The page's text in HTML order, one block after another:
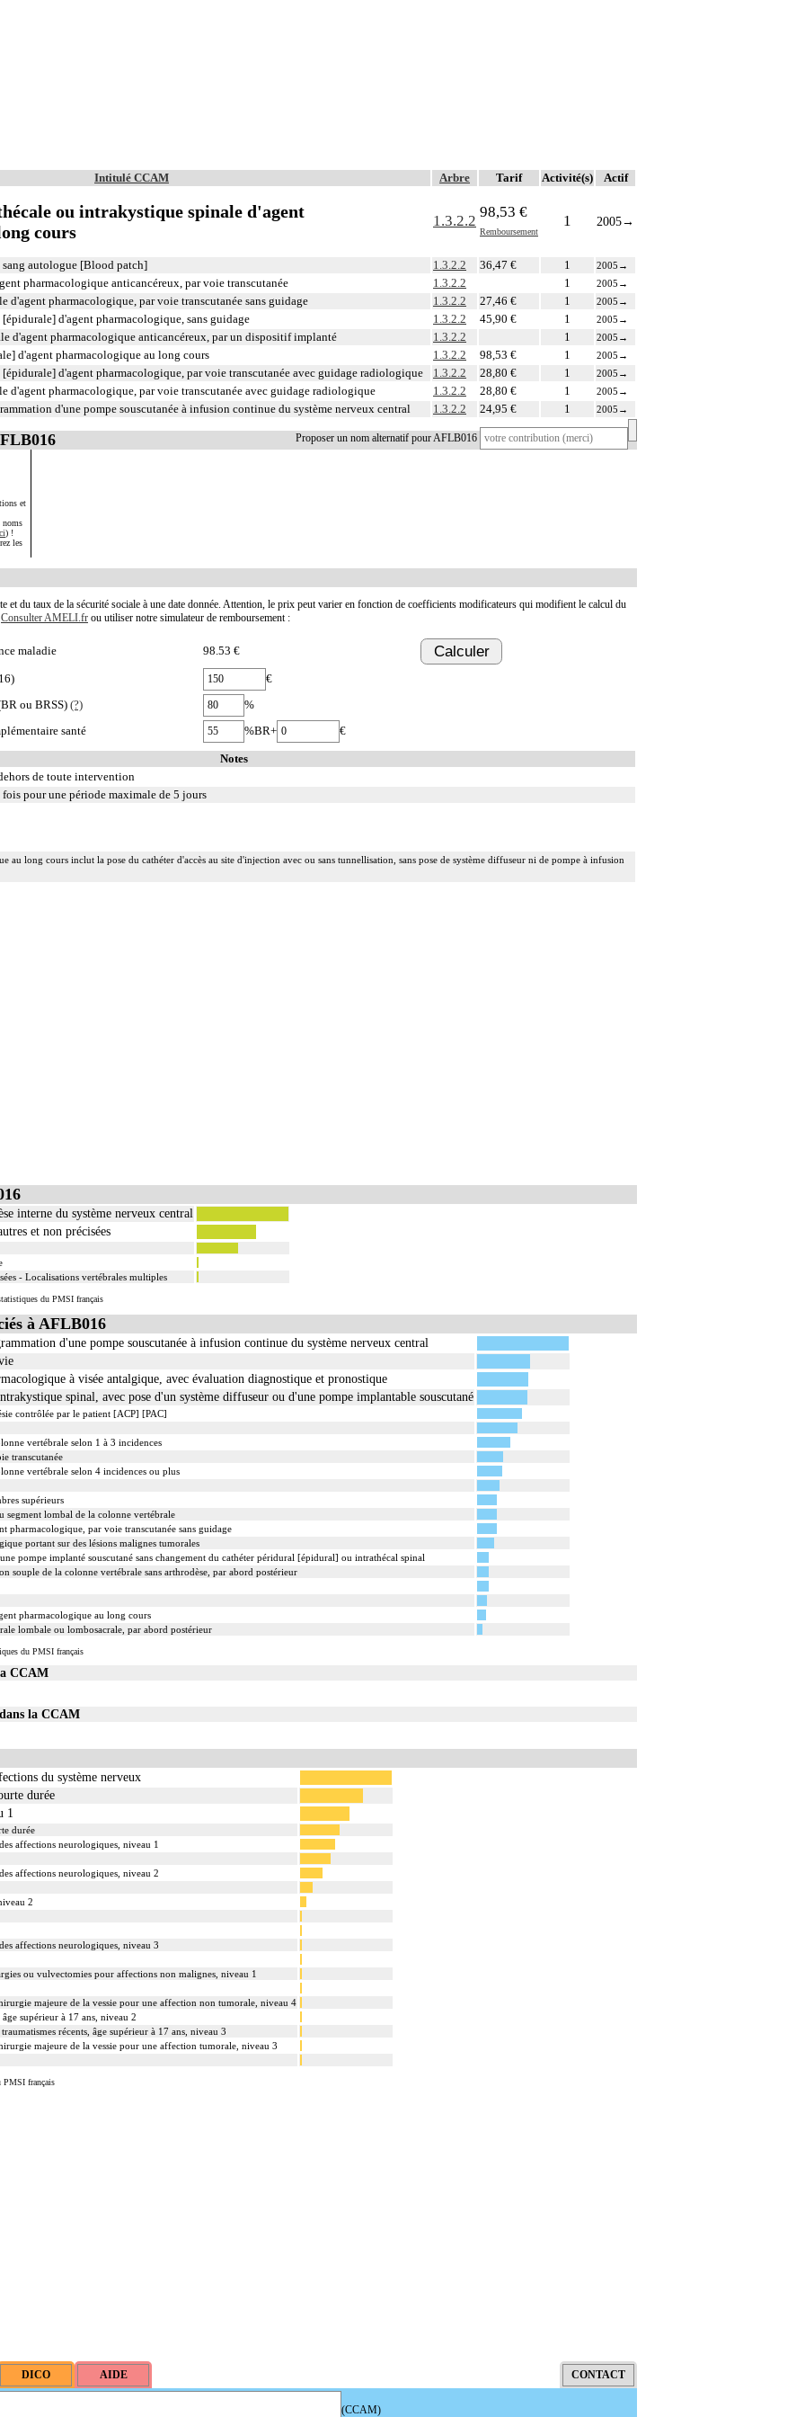
Intitulé CCAM Arbre Tarif Activité(s) Actif
ou intrakystique spinale d'agent
cours
1.3.2.2
98,53 €
Remboursement
1 2005→
autologue [Blood patch] 1.3.2.2 36,47 € 1 2005 →
pharmacologique anticancéreux, par voie transcutanée 1.3.2.2 1 2005 →
d'agent pharmacologique, par voie transcutanée sans guidage 1.3.2.2 27,46 € 1 2005 →
d'agent pharmacologique, sans guidage 1.3.2.2 45,90 € 1 2005 →
d'agent pharmacologique anticancéreux, par un dispositif implanté 1.3.2.2 1 2005 →
d'agent pharmacologique au long cours 1.3.2.2 98,53 € 1 2005 →
d'agent pharmacologique, par voie transcutanée avec guidage radiologique 1.3.2.2 28,80 € 1 2005 →
d'agent pharmacologique, par voie transcutanée avec guidage radiologique 1.3.2.2 28,80 € 1 2005 →
d'une pompe souscutanée à infusion continue du système nerveux central 1.3.2.2 24,95 € 1 2005 →
Proposer un nom alternatif pour AFLB016
et
noms
) !
les
et du taux de la sécurité sociale à une date donnée. Attention, le prix peut varier en fonction de coefficients modificateurs qui modifient le calcul du
Consulter AMELI.fr ou utiliser notre simulateur de remboursement :
maladie 98.53 € Calculer
€
ou BRSS) (?)
%
santé
%BR+ €
Notes
de toute intervention
pour une période maximale de 5 jours
au long cours inclut la pose du cathéter d'accès au site d'injection avec ou sans tunnellisation, sans pose de système diffuseur ni de pompe à infusion
des actes du paragraphe 12.02.01 (Actes thérapeutiques sur les vertèbres)
interne du système nerveux central
et non précisées
- Localisations vertébrales multiples
du PMSI français
à AFLB016
d'une pompe souscutanée à infusion continue du système nerveux central
à visée antalgique, avec évaluation diagnostique et pronostique
spinal, avec pose d'un système diffuseur ou d'une pompe implantable souscutané
contrôlée par le patient [ACP] [PAC]
vertébrale selon 1 à 3 incidences
transcutanée
vertébrale selon 4 incidences ou plus
supérieurs
segment lombal de la colonne vertébrale
pharmacologique, par voie transcutanée sans guidage
portant sur des lésions malignes tumorales
pompe implanté souscutané sans changement du cathéter péridural [épidural] ou intrathécal spinal
souple de la colonne vertébrale sans arthrodèse, par abord postérieur
pharmacologique au long cours
lombale ou lombosacrale, par abord postérieur
du PMSI français
CCAM
la CCAM
du système nerveux
durée
1
durée
affections neurologiques, niveau 1
affections neurologiques, niveau 2
2
affections neurologiques, niveau 3
ou vulvectomies pour affections non malignes, niveau 1
majeure de la vessie pour une affection non tumorale, niveau 4
supérieur à 17 ans, niveau 2
récents, âge supérieur à 17 ans, niveau 3
majeure de la vessie pour une affection tumorale, niveau 3
PMSI français
(CCAM)